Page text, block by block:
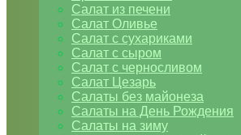
Салат из печени
Салат Оливье
Салат с сухариками
Салат с сыром
Салат с черносливом
Салат Цезарь
Салаты без майонеза
Салаты на День Рождения
Салаты на зиму